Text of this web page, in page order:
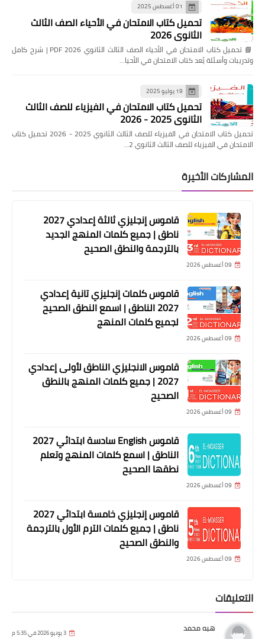
01 أغسطس 2025
تحميل كتاب الامتحان في الأحياء الصف الثالث
الثانوي 2026
📘 تحميل كتاب الامتحان في الأحياء الصف الثالث الثانوي 2026 PDF | شرح كامل
وتدريبات وأسئلة يُعد كتاب الامتحان في الأحيا…
19 يوليو 2025
تحميل كتاب الامتحان في الفيزياء للصف الثالث
الثانوي 2025 - 2026
تحميل كتاب الامتحان في الفيزياء للصف الثالث الثانوي 2025 - 2026 تحميل كتاب
الامتحان في الفيزياء للصف الثالث الثانوي 2…
المشاركات الأخيرة
قاموس إنجليزي ثالثة إعدادي 2027
ناطق | جميع كلمات المنهج الجديد
بالترجمة والنطق الصحيح
09 أغسطس 2026
قاموس كلمات إنجليزي تانية إعدادي
2027 الناطق | اسمع النطق الصحيح
لجميع كلمات المنهج
09 أغسطس 2026
قاموس الانجليزي الناطق لأولى إعدادي
2027 | جميع كلمات المنهج بالنطق
الصحيح
09 أغسطس 2026
قاموس English سادسة ابتدائي 2027
الناطق | اسمع كلمات المنهج وتعلم
نطقها الصحيح
09 أغسطس 2026
قاموس إنجليزي خامسة ابتدائي 2027
ناطق | جميع كلمات الترم الأول بالترجمة
والنطق الصحيح
09 أغسطس 2026
التعليقات
هبه محمد 3 يونيو 2026 في 5:35 م